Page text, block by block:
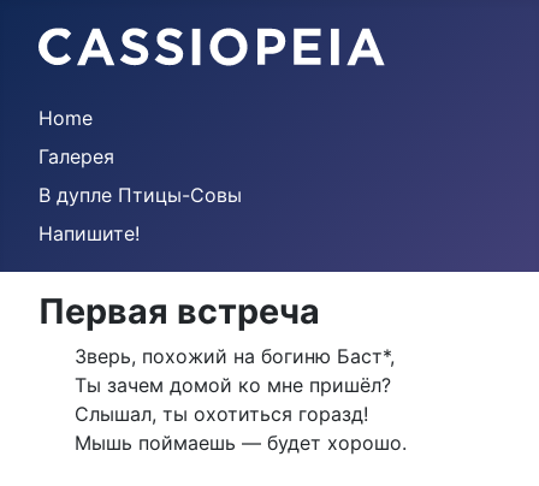
Home
Галерея
В дупле Птицы-Совы
Напишите!
Первая встреча
Зверь, похожий на богиню Баст*,
Ты зачем домой ко мне пришёл?
Слышал, ты охотиться горазд!
Мышь поймаешь — будет хорошо.